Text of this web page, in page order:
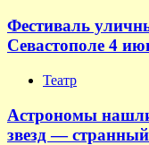
Фестиваль
Севастополе 4
Театр
Астрономы
звезд —